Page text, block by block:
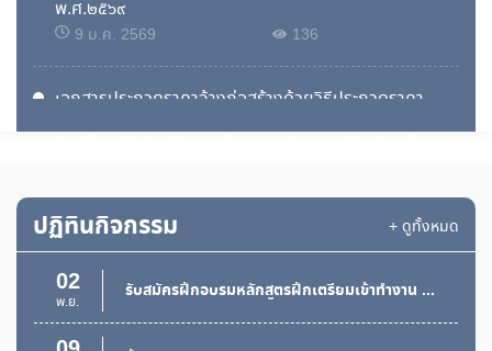
พ.ศ.๒๕๖๙
9 ม.ค. 2569 136
เอกสารประกวดราคาจ้างก่อสร้างด้วยวิธีประกวดราคา
เรื่อง ประกวดราคาจ้างก่อสร้างปรับปรุงสิ่งก่อสร้าง ด้วย
วิธีประกวดราคาอิเล็กทรอนิกส์ (e-bidding)
20 พ.ค. 2568 269
ประกวดราคาซื้อครุภัณฑ์การศึกษา ชุดฝึกพัฒนาทักษะ
ปฏิทินกิจกรรม + ดูทั้งหมด
13
มิ.ย.
พ.ค. ฝึกอบรม สาขา Train the trainer รุ่นที่ 2
21
พ.ค. ฝึกอบรม สาขา Speed Trust
02
พ.ย. รับสมัครฝึกอบรมหลักสูตรฝึกเตรียมเข้าทำงาน รุ่นที่ 1/2559